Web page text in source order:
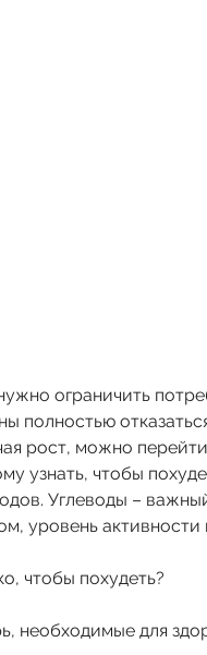
полностью
рост, можно
узнать, чтобы
Углеводы –
уровень
чтобы похудеть?
необходимые для